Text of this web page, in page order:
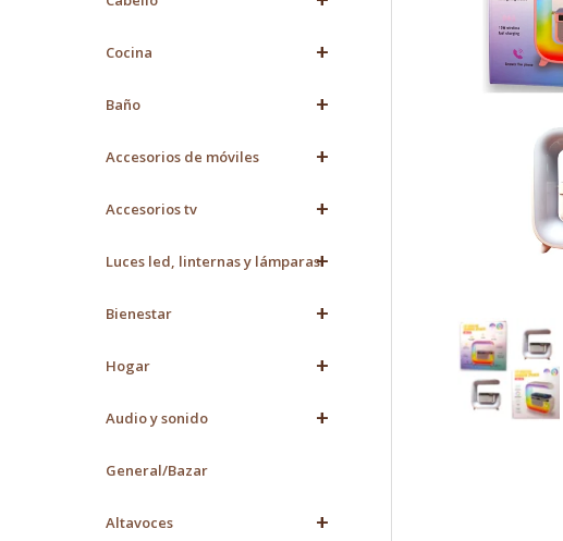
+
Cocina
+
Baño
+
Accesorios de móviles
+
Accesorios tv
+
Luces led, linternas y lámparas
+
Bienestar
+
Hogar
+
Audio y sonido
General/Bazar
+
Altavoces